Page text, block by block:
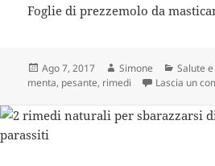
Foglie di prezzemolo da
Scritto
il
Ago 7, 2017 Autore
Simone Salute
menta, pesante, rimedi Lascia un